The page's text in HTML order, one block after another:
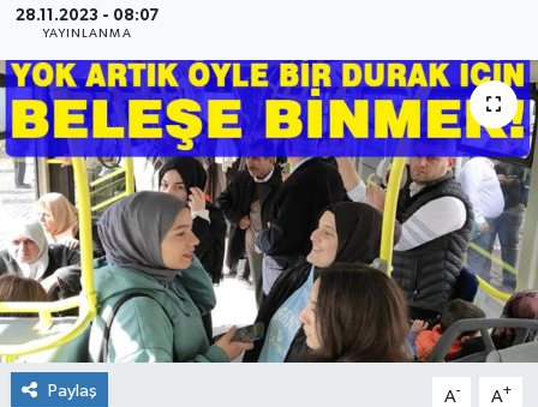
28.11.2023 - 08:07
YAYINLANMA
Paylaş A- A+